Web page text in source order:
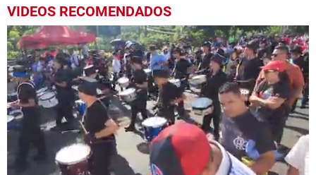
VIDEOS RECOMENDADOS